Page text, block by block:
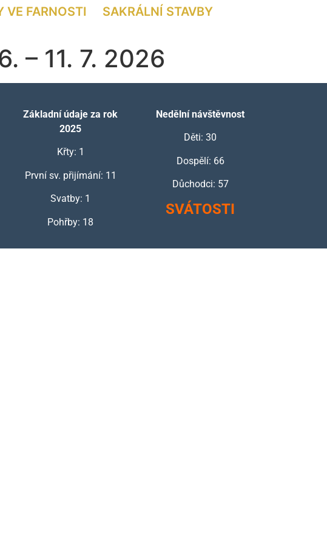
VE FARNOSTI
SAKRÁLNÍ STAVBY
– 11. 7. 2026
Základní údaje za rok
2025
Křty: 1
První sv. přijímání: 11
Svatby: 1
Pohřby: 18
Nedělní návštěvnost
Děti: 30
Dospělí: 66
Důchodci: 57
SVÁTOSTI